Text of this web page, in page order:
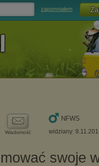
zapomniałem
Wiadomość
NFWS
widziany: